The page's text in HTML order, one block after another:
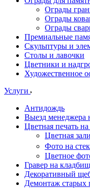
Ограды
Ограды
Ограды
Премиальные
Скульптуры и
Столы и лавочки
Цветники и
Художественное
Услуги
Антидождь
Выезд менеджера
Цветная печать
Цветная
Фото на
Цветное
Гравер на
Декоративный
Демонтаж старых